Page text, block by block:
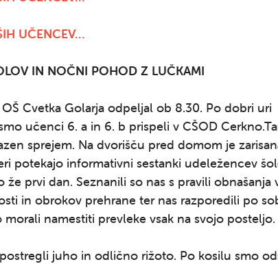
UČENCEV…
IN NOČNI POHOD Z LUČKAMI
Cvetka Golarja odpeljal ob 8.30. Po dobri uri
učenci 6. a in 6. b prispeli v CŠOD
sprejem. Na dvorišču pred domom je
potekajo informativni sestanki udeležencev
že prvi dan. Seznanili so nas s pravili obnašanja
in obrokov prehrane ter nas razporedili po
morali namestiti prevleke vsak na svojo posteljo.
juho in odlično rižoto. Po kosilu smo